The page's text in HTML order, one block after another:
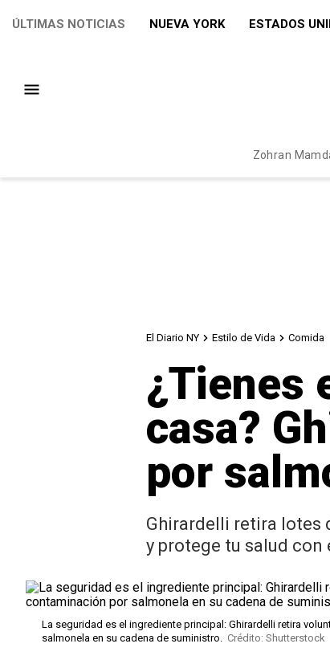
ÚLTIMAS NOTICIAS NUEVA YORK ESTADOS
Zohran
El Diario NY Estilo de Vida Comida
¿Tienes
casa?
por
Ghirardelli retira lotes
y protege tu salud con
La seguridad es el ingrediente principal: Ghirardelli retira
salmonela en su cadena de suministro. Crédito: Shutterstock